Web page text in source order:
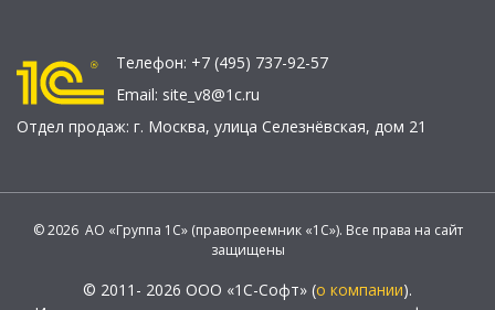
Телефон: +7 (495) 737-92-57
Email: site_v8@1c.ru
Отдел продаж: г. Москва, улица Селезнёвская, дом 21
© 2026 АО «Группа 1С» (правопреемник «1С»). Все права на сайт
защищены
© 2011- 2026 ООО «1С-Софт» (о компании).